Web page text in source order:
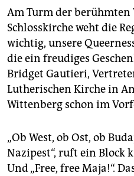
Am Turm der
Schlosskirche weht die
wichtig, unsere
die ein freudiges
Bridget Gautieri,
Lutherischen Kirche in
Wittenberg schon im
„Ob West, ob Ost, ob
Nazipest“, ruft ein Block
Und „Free, free Maja!“.